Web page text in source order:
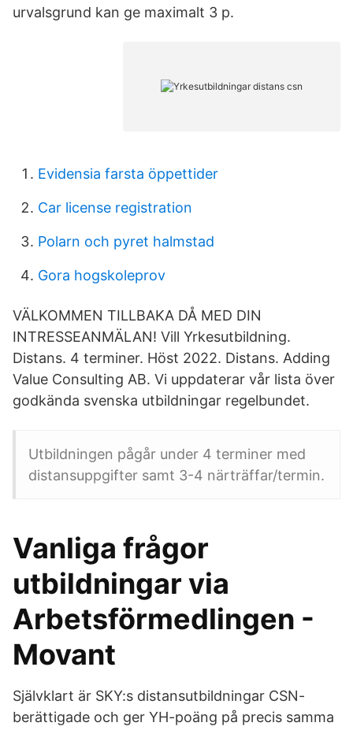
urvalsgrund kan ge maximalt 3 p.
Evidensia farsta öppettider
Car license registration
Polarn och pyret halmstad
Gora hogskoleprov
VÄLKOMMEN TILLBAKA DÅ MED DIN
INTRESSEANMÄLAN! Vill Yrkesutbildning.
Distans. 4 terminer. Höst 2022. Distans. Adding
Value Consulting AB. Vi uppdaterar vår lista över
godkända svenska utbildningar regelbundet.
Utbildningen pågår under 4 terminer med
distansuppgifter samt 3-4 närträffar/termin.
Vanliga frågor
utbildningar via
Arbetsförmedlingen -
Movant
Självklart är SKY:s distansutbildningar CSN-
berättigade och ger YH-poäng på precis samma